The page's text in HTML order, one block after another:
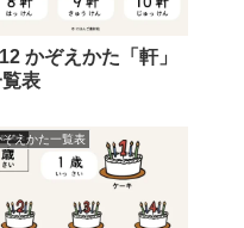
かぞえかた「軒」
表
ぞえかた一覧表